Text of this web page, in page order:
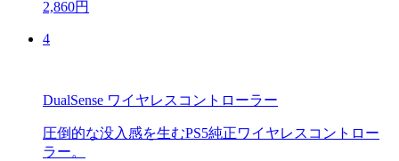
2,860円
4
DualSense ワイヤレスコントローラー
圧倒的な没入感を生むPS5純正ワイヤレスコントロー
ラー。